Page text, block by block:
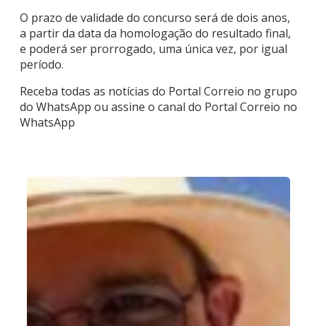
O prazo de validade do concurso será de dois anos,
a partir da data da homologação do resultado final,
e poderá ser prorrogado, uma única vez, por igual
período.
Receba todas as notícias do Portal Correio no grupo
do WhatsApp ou assine o canal do Portal Correio no
WhatsApp